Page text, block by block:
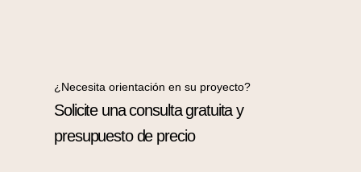
¿Necesita orientación en su proyecto?
Solicite una consulta gratuita y
presupuesto de precio